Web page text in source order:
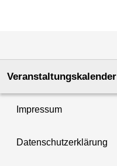
Veranstaltungskalender
Impressum
Datenschutzerklärung